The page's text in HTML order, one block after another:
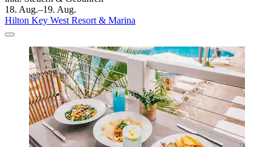
18. Aug.–19. Aug.
Hilton Key West Resort & Marina